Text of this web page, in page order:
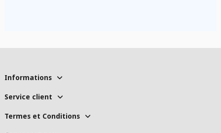
Informations
Service client
Termes et Conditions